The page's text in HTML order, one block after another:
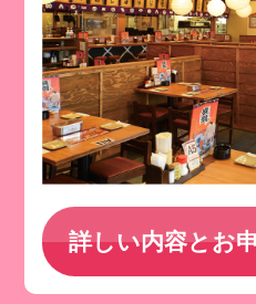
詳しい内容とお